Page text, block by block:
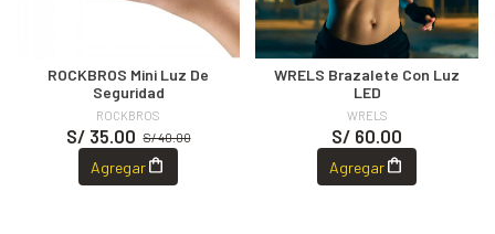
ROCKBROS Mini Luz De
Seguridad
ROCKBROS
S/ 40.00
S/ 35.00
Agregar
WRELS Brazalete Con Luz
LED
WRELS
S/ 60.00
Agregar